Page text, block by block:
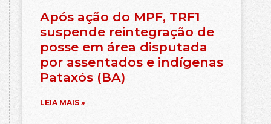
Após ação do MPF, TRF1
suspende reintegração de
posse em área disputada
por assentados e indígenas
Pataxós (BA)
LEIA MAIS »